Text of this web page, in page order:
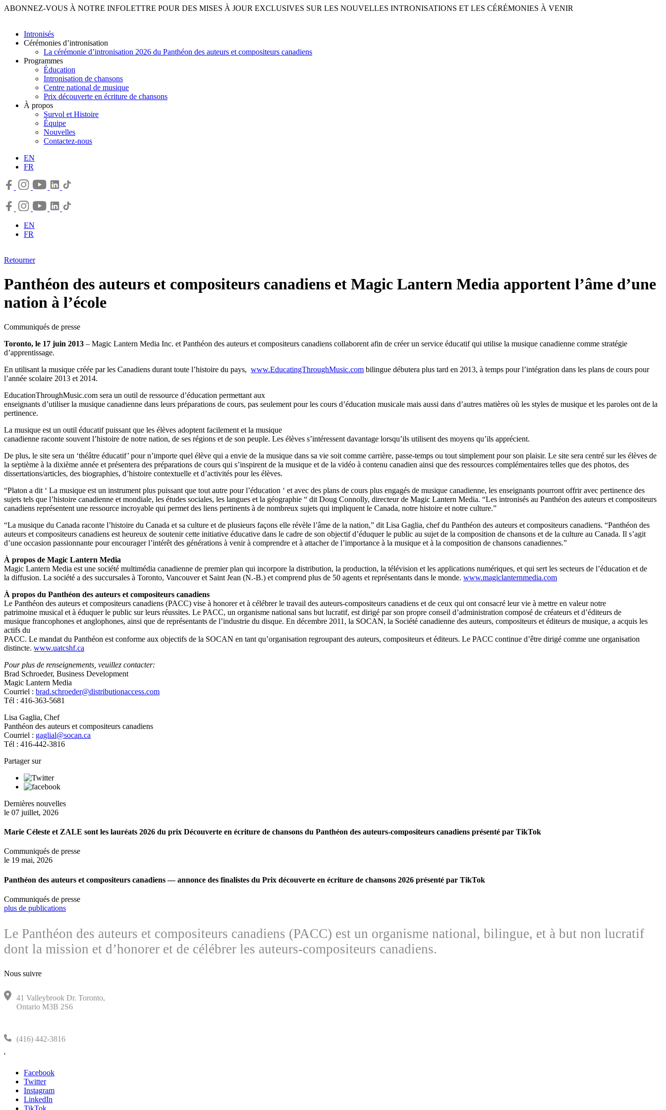
ABONNEZ-VOUS À NOTRE INFOLETTRE POUR DES MISES À JOUR EXCLUSIVES SUR LES NOUVELLES INTRONISATIONS ET LES CÉRÉMONIES À VENIR
Intronisés
Cérémonies d’intronisation
La cérémonie d’intronisation 2026 du Panthéon des auteurs et compositeurs canadiens
Programmes
Éducation
Intronisation de chansons
Centre national de musique
Prix découverte en écriture de chansons
À propos
Survol et Histoire
Équipe
Nouvelles
Contactez-nous
EN
FR
EN
FR
Retourner
Panthéon des auteurs et compositeurs canadiens et Magic Lantern Media apportent l’âme d’une
nation à l’école
Communiqués de presse
Toronto, le 17 juin 2013 – Magic Lantern Media Inc. et Panthéon des auteurs et compositeurs canadiens collaborent afin de créer un service éducatif qui utilise la musique canadienne comme stratégie
d’apprentissage.
En utilisant la musique créée par les Canadiens durant toute l’histoire du pays, www.EducatingThroughMusic.com bilingue débutera plus tard en 2013, à temps pour l’intégration dans les plans de cours pour
l’année scolaire 2013 et 2014.
EducationThroughMusic.com sera un outil de ressource d’éducation permettant aux
enseignants d’utiliser la musique canadienne dans leurs préparations de cours, pas seulement pour les cours d’éducation musicale mais aussi dans d’autres matières où les styles de musique et les paroles ont de la
pertinence.
La musique est un outil éducatif puissant que les élèves adoptent facilement et la musique
canadienne raconte souvent l’histoire de notre nation, de ses régions et de son peuple. Les élèves s’intéressent davantage lorsqu’ils utilisent des moyens qu’ils apprécient.
De plus, le site sera un ‘théâtre éducatif’ pour n’importe quel élève qui a envie de la musique dans sa vie soit comme carrière, passe-temps ou tout simplement pour son plaisir. Le site sera centré sur les élèves de
la septième à la dixième année et présentera des préparations de cours qui s’inspirent de la musique et de la vidéo à contenu canadien ainsi que des ressources complémentaires telles que des photos, des
dissertations/articles, des biographies, d’histoire contextuelle et d’activités pour les élèves.
“Platon a dit ‘ La musique est un instrument plus puissant que tout autre pour l’éducation ‘ et avec des plans de cours plus engagés de musique canadienne, les enseignants pourront offrir avec pertinence des
sujets tels que l’histoire canadienne et mondiale, les études sociales, les langues et la géographie “ dit Doug Connolly, directeur de Magic Lantern Media. “Les intronisés au Panthéon des auteurs et compositeurs
canadiens représentent une ressource incroyable qui permet des liens pertinents à de nombreux sujets qui impliquent le Canada, notre histoire et notre culture.”
“La musique du Canada raconte l’histoire du Canada et sa culture et de plusieurs façons elle révèle l’âme de la nation,” dit Lisa Gaglia, chef du Panthéon des auteurs et compositeurs canadiens. “Panthéon des
auteurs et compositeurs canadiens est heureux de soutenir cette initiative éducative dans le cadre de son objectif d’éduquer le public au sujet de la composition de chansons et de la culture au Canada. Il s’agit
d’une occasion passionnante pour encourager l’intérêt des générations à venir à comprendre et à attacher de l’importance à la musique et à la composition de chansons canadiennes.”
À propos de Magic Lantern Media
Magic Lantern Media est une société multimédia canadienne de premier plan qui incorpore la distribution, la production, la télévision et les applications numériques, et qui sert les secteurs de l’éducation et de
la diffusion. La société a des succursales à Toronto, Vancouver et Saint Jean (N.-B.) et comprend plus de 50 agents et représentants dans le monde. www.magiclanternmedia.com
À propos du Panthéon des auteurs et compositeurs canadiens
Le Panthéon des auteurs et compositeurs canadiens (PACC) vise à honorer et à célébrer le travail des auteurs-compositeurs canadiens et de ceux qui ont consacré leur vie à mettre en valeur notre
patrimoine musical et à éduquer le public sur leurs réussites. Le PACC, un organisme national sans but lucratif, est dirigé par son propre conseil d’administration composé de créateurs et d’éditeurs de
musique francophones et anglophones, ainsi que de représentants de l’industrie du disque. En décembre 2011, la SOCAN, la Société canadienne des auteurs, compositeurs et éditeurs de musique, a acquis les
actifs du
PACC. Le mandat du Panthéon est conforme aux objectifs de la SOCAN en tant qu’organisation regroupant des auteurs, compositeurs et éditeurs. Le PACC continue d’être dirigé comme une organisation
distincte. www.uatcshf.ca
Pour plus de renseignements, veuillez contacter:
Brad Schroeder, Business Development
Magic Lantern Media
Courriel : brad.schroeder@distributionaccess.com
Tél : 416-363-5681
Lisa Gaglia, Chef
Panthéon des auteurs et compositeurs canadiens
Courriel : gaglial@socan.ca
Tél : 416-442-3816
Partager sur
Dernières nouvelles
le 07 juillet, 2026
Marie Céleste et ZALE sont les lauréats 2026 du prix Découverte en écriture de chansons du Panthéon des auteurs-compositeurs canadiens présenté par TikTok
Communiqués de presse
le 19 mai, 2026
Panthéon des auteurs et compositeurs canadiens — annonce des finalistes du Prix découverte en écriture de chansons 2026 présenté par TikTok
Communiqués de presse
plus de publications
Le Panthéon des auteurs et compositeurs canadiens (PACC) est un organisme national, bilingue, et à but non lucratif
dont la mission et d’honorer et de célébrer les auteurs-compositeurs canadiens.
Nous suivre
41 Valleybrook Dr. Toronto,
Ontario M3B 2S6
(416) 442-3816
'
Facebook
Twitter
Instagram
LinkedIn
TikTok